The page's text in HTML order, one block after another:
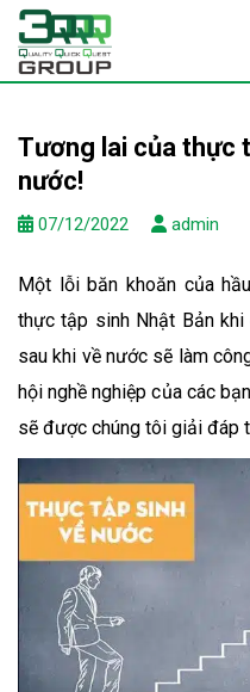
Skip
content
Tương lai của thực
nước!
07/12/2022 admin
Một lỗi băn khoăn của
thực tập sinh Nhật Bản
sau khi về nước sẽ làm
hội nghề nghiệp của các
sẽ được chúng tôi giải đáp